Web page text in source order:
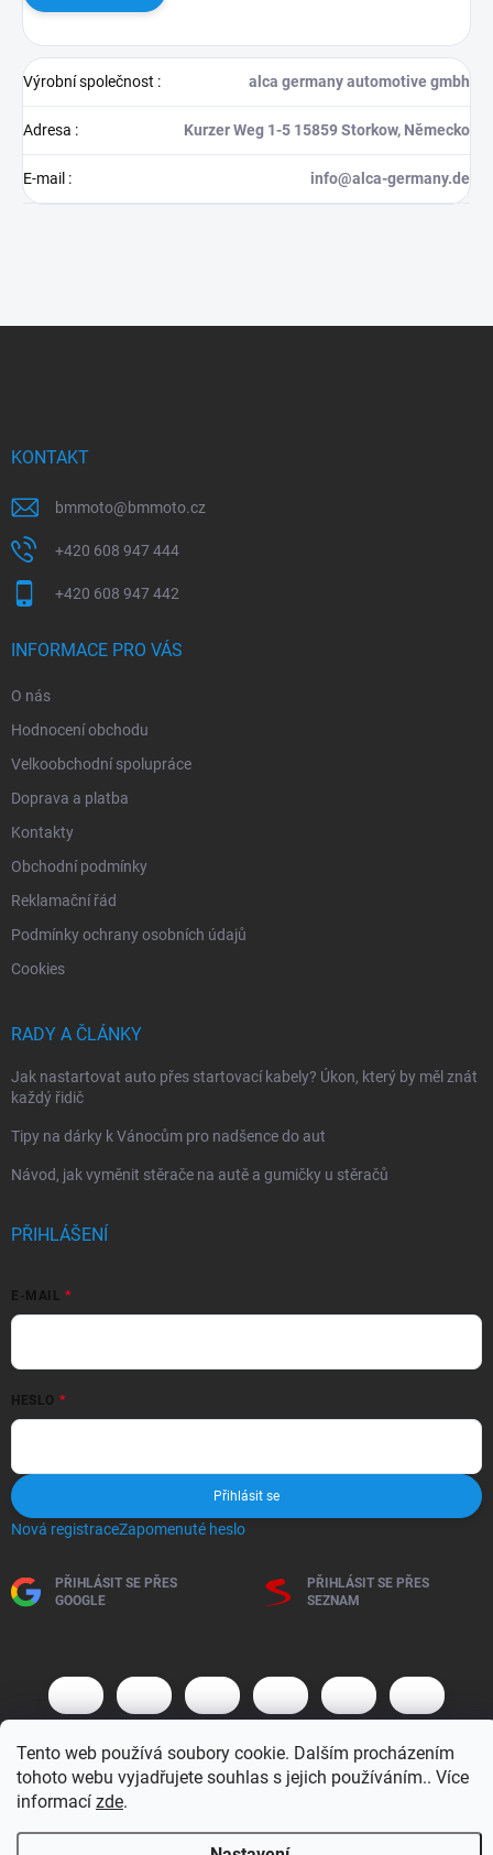
Tento web používá soubory cookie. Dalším procházením
tohoto webu vyjadřujete souhlas s jejich používáním.. Více
informací zde.
Výrobní společnost : alca germany automotive gmbh
Adresa : Kurzer Weg 1-5 15859 Storkow, Německo
E-mail : info@alca-germany.de
KONTAKT
bmmoto@bmmoto.cz
+420 608 947 444
+420 608 947 442
INFORMACE PRO VÁS
O nás
Hodnocení obchodu
Velkoobchodní spolupráce
Doprava a platba
Kontakty
Obchodní podmínky
Reklamační řád
Podmínky ochrany osobních údajů
Cookies
RADY A ČLÁNKY
Jak nastartovat auto přes startovací kabely? Úkon, který by měl znát
každý řidič
Tipy na dárky k Vánocům pro nadšence do aut
Návod, jak vyměnit stěrače na autě a gumičky u stěračů
PŘIHLÁŠENÍ
E-MAIL
HESLO
Přihlásit se
Nová registraceZapomenuté heslo
PŘIHLÁSIT SE PŘES
GOOGLE
PŘIHLÁSIT SE PŘES
SEZNAM
nastavení cookies